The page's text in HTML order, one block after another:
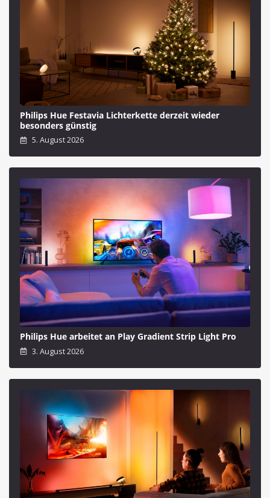
Philips Hue Festavia Lichterkette derzeit wieder
besonders günstig
5. August 2026
Philips Hue arbeitet an Play Gradient Strip Light Pro
3. August 2026